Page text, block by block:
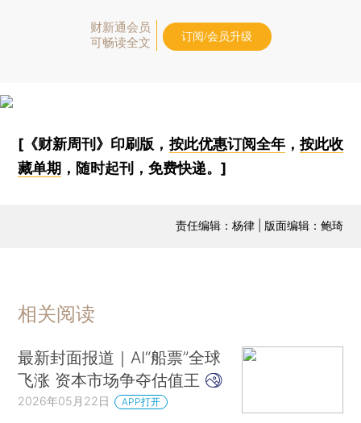
财新通会员
可畅读全文
订阅/会员升级
[《财新周刊》印刷版， 按此优惠订阅全年， 按此收
藏单期 ，随时起刊，免费快递。]
责任编辑：杨律 | 版面编辑：鲍琦
相关阅读
最新封面报道｜AI“船票”全球
飞涨 资本市场争夺估值王
2026年05月22日 APP打开